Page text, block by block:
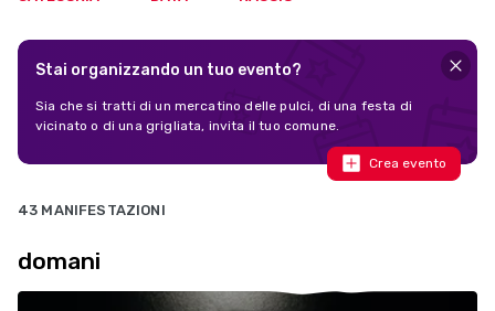
Stai organizzando un tuo evento?
Sia che si tratti di un mercatino delle pulci, di una festa di
vicinato o di una grigliata, invita il tuo comune.
Crea evento
43 MANIFESTAZIONI
domani